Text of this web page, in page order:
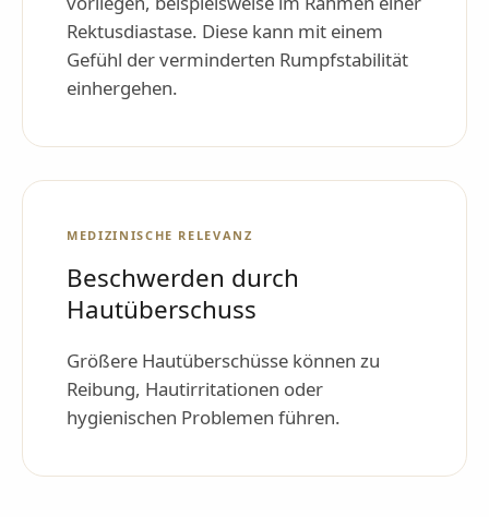
Rektusdiastase. Diese kann mit einem
Gefühl der verminderten Rumpfstabilität
einhergehen.
MEDIZINISCHE RELEVANZ
Beschwerden durch
Hautüberschuss
Größere Hautüberschüsse können zu
Reibung, Hautirritationen oder
hygienischen Problemen führen.